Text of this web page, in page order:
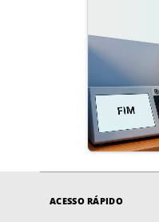
ACESSO RÁPIDO